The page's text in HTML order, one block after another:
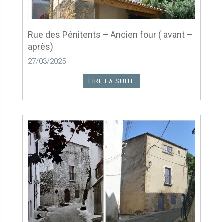
Rue des Pénitents – Ancien four ( avant –
après)
27/03/2025
LIRE LA SUITE